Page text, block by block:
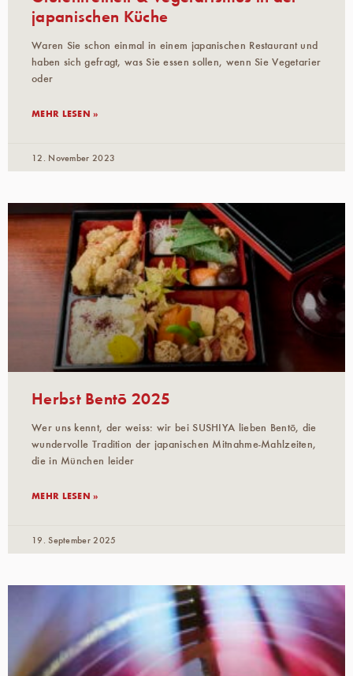
japanischen Küche
Waren Sie schon einmal in einem japanischen Restaurant und
haben sich gefragt, was Sie essen sollen, wenn Sie Vegetarier
oder
MEHR LESEN »
12. November 2023
Herbst Bentō 2025
Wer uns kennt, der weiss: wir bei SUSHIYA lieben Bentō, die
wundervolle Tradition der japanischen Mitnahme-Mahlzeiten,
die in München leider
MEHR LESEN »
19. September 2025